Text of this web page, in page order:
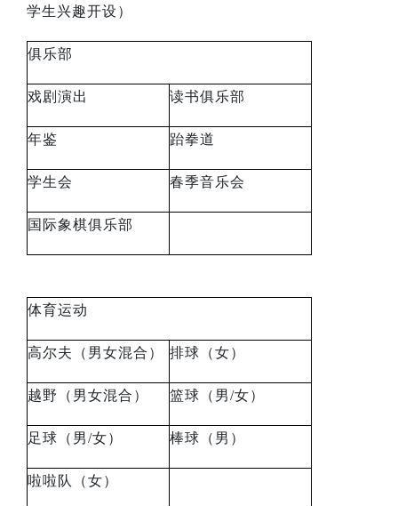
学生兴趣开设）
俱乐部
戏剧演出 读书俱乐部
年鉴 跆拳道
学生会 春季音乐会
国际象棋俱乐部
体育运动
高尔夫（男女混合） 排球（女）
越野（男女混合） 篮球（男/女）
足球（男/女） 棒球（男）
啦啦队（女）